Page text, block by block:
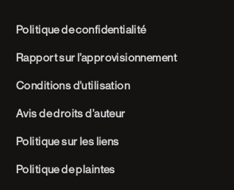
Politique de confidentialité
Rapport sur l’approvisionnement
Conditions d’utilisation
Avis de droits d’auteur
Politique sur les liens
Politique de plaintes